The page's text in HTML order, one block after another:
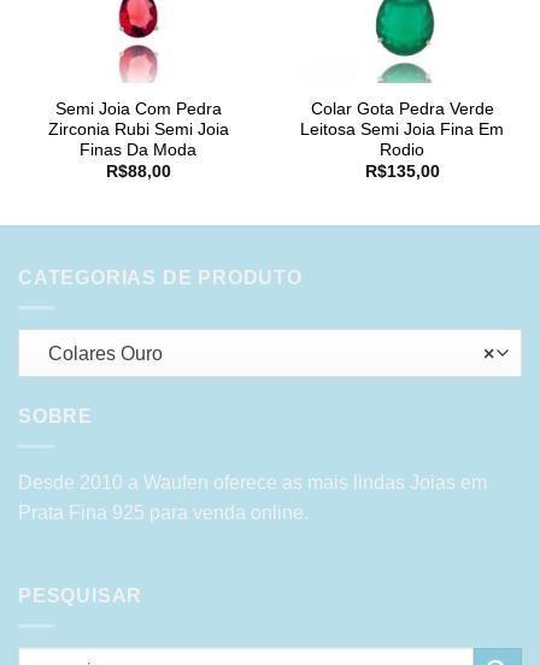
Semi Joia Com Pedra
Zirconia Rubi Semi Joia
Finas Da Moda
R$88,00
Colar Gota Pedra Verde
Leitosa Semi Joia Fina Em
Rodio
R$135,00
CATEGORIAS DE PRODUTO
×
Colares Ouro
SOBRE
Desde 2010 a Waufen oferece as mais lindas Joias em
Prata Fina 925 para venda online.
PESQUISAR
Pesquisar